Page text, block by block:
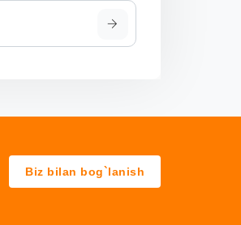
Biz bilan bog`lanish